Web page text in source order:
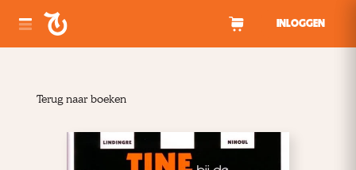
INLOGGEN
Terug naar boeken